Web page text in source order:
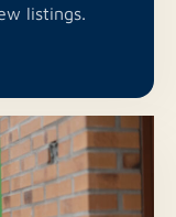
listings.